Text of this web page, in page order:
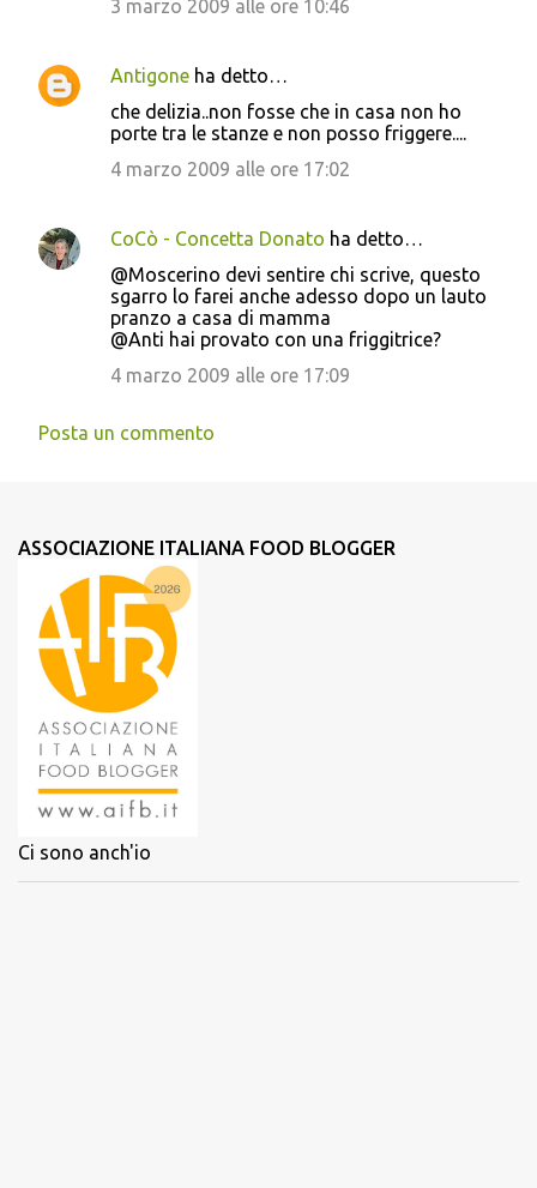
3 marzo 2009 alle ore 10:46
Antigone ha detto…
che delizia..non fosse che in casa non ho
porte tra le stanze e non posso friggere....
4 marzo 2009 alle ore 17:02
CoCò - Concetta Donato ha detto…
@Moscerino devi sentire chi scrive, questo
sgarro lo farei anche adesso dopo un lauto
pranzo a casa di mamma
@Anti hai provato con una friggitrice?
4 marzo 2009 alle ore 17:09
Posta un commento
ASSOCIAZIONE ITALIANA FOOD BLOGGER
Ci sono anch'io